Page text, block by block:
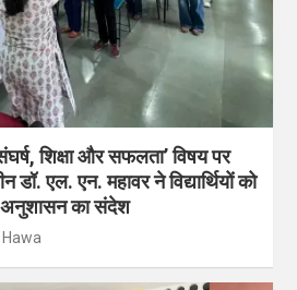
शिक्षा और सफलता’ विषय पर
डॉ. एल. एन. महावर ने विद्यार्थियों को
अनुशासन का संदेश